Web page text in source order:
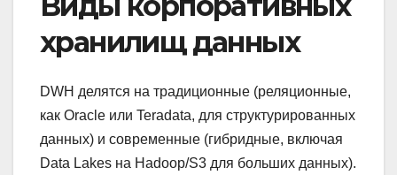
хранилищ данных
DWH делятся на традиционные (реляционные,
как Oracle или Teradata, для структурированных
данных) и современные (гибридные, включая
Data Lakes на Hadoop/S3 для больших данных).